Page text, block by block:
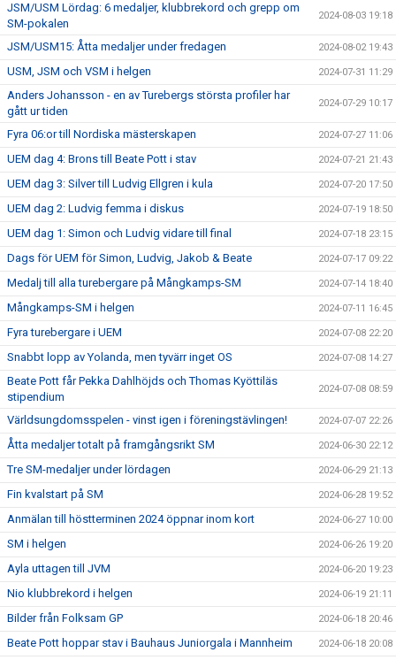
JSM/USM Lördag: 6 medaljer, klubbrekord och grepp om
SM-pokalen
2024-08-03 19:18
JSM/USM15: Åtta medaljer under fredagen 2024-08-02 19:43
USM, JSM och VSM i helgen 2024-07-31 11:29
Anders Johansson - en av Turebergs största profiler har
gått ur tiden
2024-07-29 10:17
Fyra 06:or till Nordiska mästerskapen 2024-07-27 11:06
UEM dag 4: Brons till Beate Pott i stav 2024-07-21 21:43
UEM dag 3: Silver till Ludvig Ellgren i kula 2024-07-20 17:50
UEM dag 2: Ludvig femma i diskus 2024-07-19 18:50
UEM dag 1: Simon och Ludvig vidare till final 2024-07-18 23:15
Dags för UEM för Simon, Ludvig, Jakob & Beate 2024-07-17 09:22
Medalj till alla turebergare på Mångkamps-SM 2024-07-14 18:40
Mångkamps-SM i helgen 2024-07-11 16:45
Fyra turebergare i UEM 2024-07-08 22:20
Snabbt lopp av Yolanda, men tyvärr inget OS 2024-07-08 14:27
Beate Pott får Pekka Dahlhöjds och Thomas Kyöttiläs
stipendium
2024-07-08 08:59
Världsungdomsspelen - vinst igen i föreningstävlingen! 2024-07-07 22:26
Åtta medaljer totalt på framgångsrikt SM 2024-06-30 22:12
Tre SM-medaljer under lördagen 2024-06-29 21:13
Fin kvalstart på SM 2024-06-28 19:52
Anmälan till höstterminen 2024 öppnar inom kort 2024-06-27 10:00
SM i helgen 2024-06-26 19:20
Ayla uttagen till JVM 2024-06-20 19:23
Nio klubbrekord i helgen 2024-06-19 21:11
Bilder från Folksam GP 2024-06-18 20:46
Beate Pott hoppar stav i Bauhaus Juniorgala i Mannheim 2024-06-18 20:08